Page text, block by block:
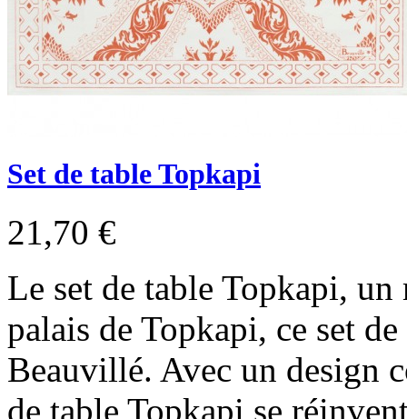
Set de table Topkapi
21,70 €
Le set de table Topkapi,
palais de Topkapi, ce set
Beauvillé. Avec un design
de table Topkapi se